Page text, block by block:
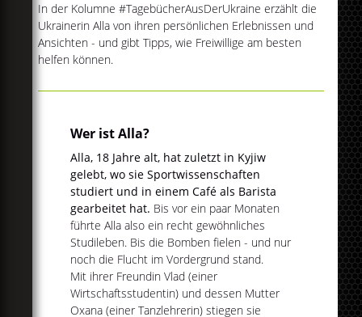
In der Kolumne #TagebücherAusDerUkraine erzählt die
Ukrainerin Alla von ihren persönlichen Erlebnissen und
Ansichten - und gibt Tipps, wie Freiwillige am besten
helfen können.
Wer ist Alla?
Alla, 18 Jahre alt, hat zuletzt in Kyjiw
gelebt, wo sie Sportwissenschaften
studiert und in einem Café als Barista
gearbeitet hat. Bis vor ein paar Monaten
führte Alla also ein recht gewöhnliches
Studileben. Bis die Bomben fielen - und nur
noch die Flucht im Vordergrund stand.
Mit ihrer Freundin Vlad (einer
Wirtschaftsstudentin) und dessen Mutter
Oxana (einer Tanzlehrerin) stiegen sie